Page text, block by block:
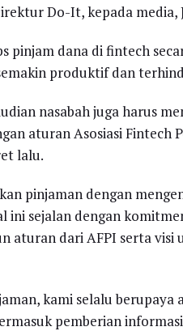
Do-It, kepada media,
pinjam dana di fintech
produktif dan
nasabah juga harus
aturan Asosiasi Fintech
lalu.
pinjaman dengan
ini sejalan dengan
aturan dari AFPI serta
kami selalu
pemberian